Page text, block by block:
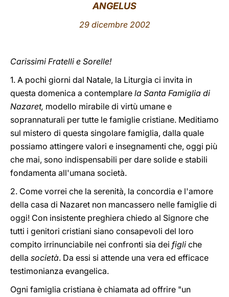
ANGELUS
29 dicembre 2002
Carissimi Fratelli e Sorelle!
1. A pochi giorni dal Natale, la Liturgia ci invita in
questa domenica a contemplare la Santa Famiglia di
Nazaret, modello mirabile di virtù umane e
soprannaturali per tutte le famiglie cristiane. Meditiamo
sul mistero di questa singolare famiglia, dalla quale
possiamo attingere valori e insegnamenti che, oggi più
che mai, sono indispensabili per dare solide e stabili
fondamenta all'umana società.
2. Come vorrei che la serenità, la concordia e l'amore
della casa di Nazaret non mancassero nelle famiglie di
oggi! Con insistente preghiera chiedo al Signore che
tutti i genitori cristiani siano consapevoli del loro
compito irrinunciabile nei confronti sia dei figli che
della società. Da essi si attende una vera ed efficace
testimonianza evangelica.
Ogni famiglia cristiana è chiamata ad offrire "un